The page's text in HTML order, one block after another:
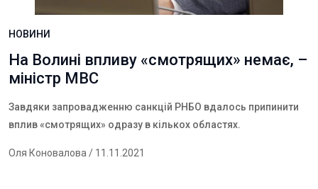
НОВИНИ
На Волині впливу «смотрящих» немає, –
міністр МВС
Завдяки запровадженню санкцій РНБО вдалось припинити
вплив «смотрящих» одразу в кількох областях.
Оля Коновалова / 11.11.2021